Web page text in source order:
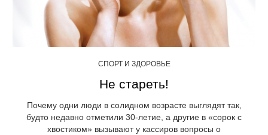
СПОРТ И ЗДОРОВЬЕ
Не стареть!
Почему одни люди в солидном возрасте выглядят так,
будто недавно отметили 30-летие, а другие в «сорок с
хвостиком» вызывают у кассиров вопросы о